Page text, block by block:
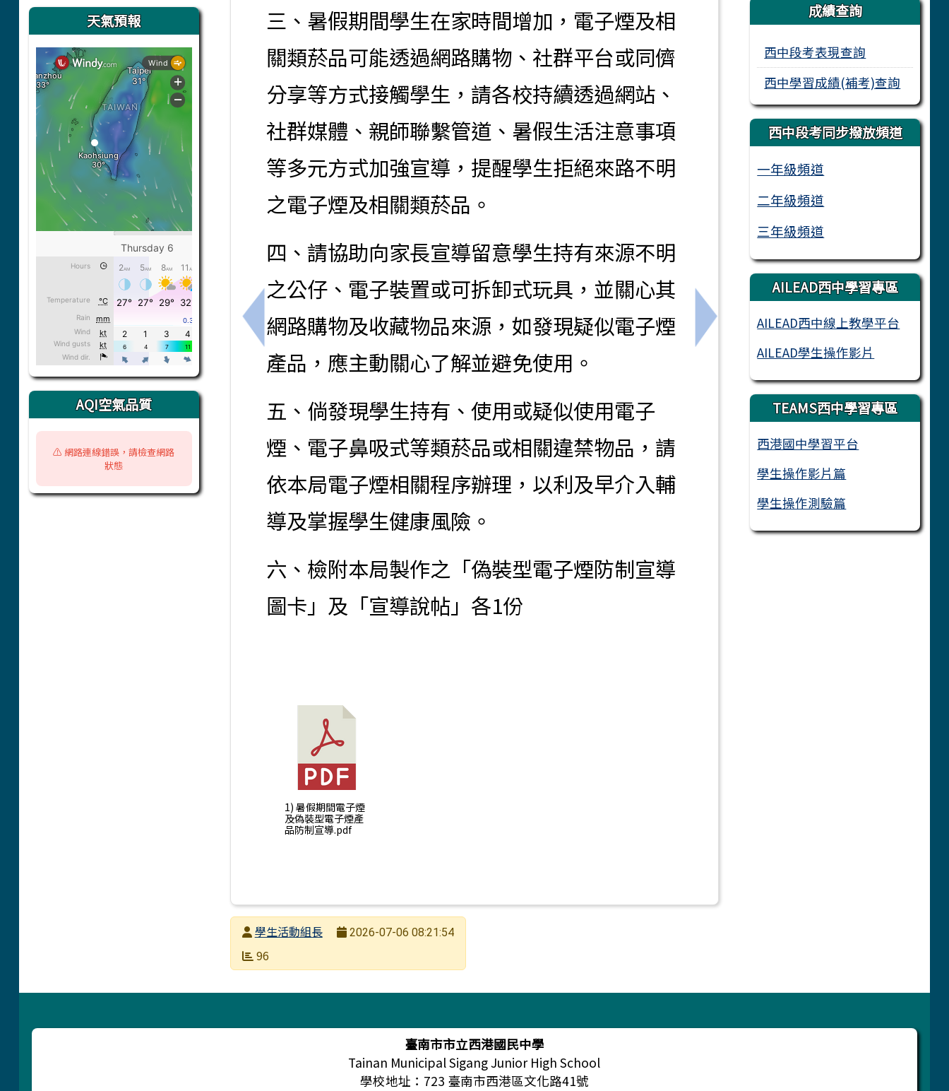
天氣預報
AQI空氣品質
⚠️ 網路連線錯誤，請檢查網路
狀態
上一筆：暑期保護青少年─青春專案
三、暑假期間學生在家時間增加，電子煙及相
關類菸品可能透過網路購物、社群平台或同儕
分享等方式接觸學生，請各校持續透過網站、
社群媒體、親師聯繫管道、暑假生活注意事項
等多元方式加強宣導，提醒學生拒絕來路不明
之電子煙及相關類菸品。
四、請協助向家長宣導留意學生持有來源不明
之公仔、電子裝置或可拆卸式玩具，並關心其
網路購物及收藏物品來源，如發現疑似電子煙
產品，應主動關心了解並避免使用。
五、倘發現學生持有、使用或疑似使用電子
煙、電子鼻吸式等類菸品或相關違禁物品，請
依本局電子煙相關程序辦理，以利及早介入輔
導及掌握學生健康風險。
六、檢附本局製作之「偽裝型電子煙防制宣導
圖卡」及「宣導說帖」各1份
1) 暑假期間電子煙
及偽裝型電子煙產
品防制宣導.pdf
下一筆：115學年度新生暑期營隊錄取名單
發布者學生活動組長
發布日期
2026-07-06 08:21:54
瀏覽次數
96
成績查詢
西中段考表現查詢
西中學習成績(補考)查詢
西中段考同步撥放頻道
一年級頻道
二年級頻道
三年級頻道
AILEAD西中學習專區
AILEAD西中線上教學平台
AILEAD學生操作影片
TEAMS西中學習專區
西港國中學習平台
學生操作影片篇
學生操作測驗篇
頁尾區域內容
臺南市市立西港國民中學
Tainan Municipal Sigang Junior High School
學校地址：723 臺南市西港區文化路41號